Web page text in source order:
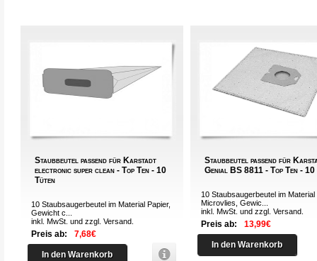
Staubbeutel passend für Karstadt
electronic super clean - Top Ten - 10
Tüten
10 Staubsaugerbeutel im Material Papier,
Gewicht c...
inkl. MwSt. und zzgl.Versand
Preis ab: 7,68€
In den Warenkorb
Staubbeutel passend für
Genial BS 8811 - Top Ten - 10
10 Staubsaugerbeutel im Material
Microvlies, Gewic...
inkl. MwSt. und zzgl.Versand
Preis ab: 13,99€
In den Warenkorb